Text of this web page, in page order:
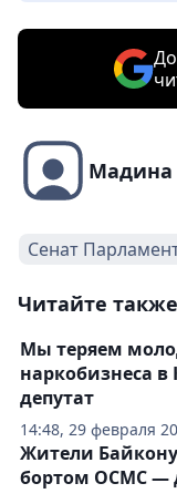
Сенат
Читайте также
14:48, 29 февраля
Мы теряем
наркобизнеса в
депутат
Жители
бортом ОСМС —